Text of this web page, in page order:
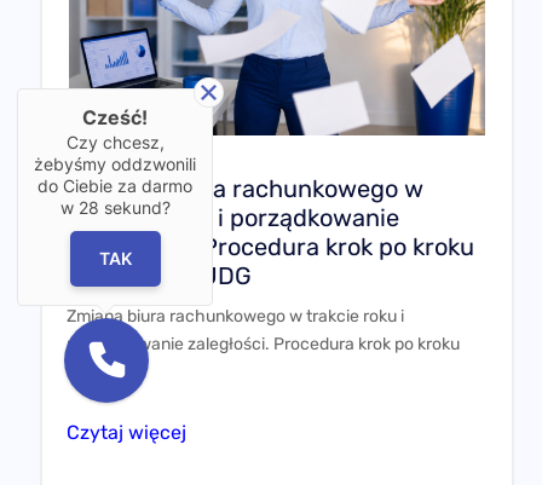
Zmiana biura rachunkowego w
trakcie roku i porządkowanie
zaległości. Procedura krok po kroku
dla spółki i JDG
Zmiana biura rachunkowego w trakcie roku i
porządkowanie zaległości. Procedura krok po kroku
dla
Czytaj więcej
Cześć!
Czy chcesz,
żebyśmy oddzwonili
do Ciebie za darmo
w 28 sekund?
TAK